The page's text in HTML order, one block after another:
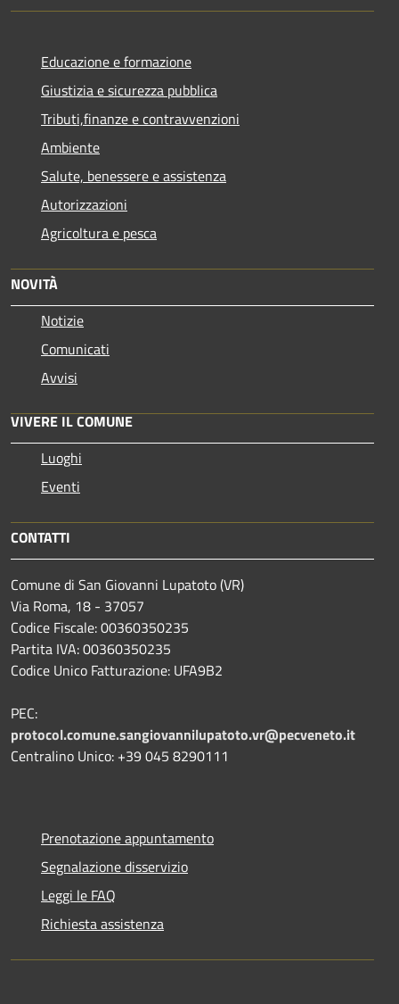
Educazione e formazione
Giustizia e sicurezza pubblica
Tributi,finanze e contravvenzioni
Ambiente
Salute, benessere e assistenza
Autorizzazioni
Agricoltura e pesca
NOVITÀ
Notizie
Comunicati
Avvisi
VIVERE IL COMUNE
Luoghi
Eventi
CONTATTI
Comune di San Giovanni Lupatoto (VR)
Via Roma, 18 - 37057
Codice Fiscale: 00360350235
Partita IVA: 00360350235
Codice Unico Fatturazione: UFA9B2
PEC:
protocol.comune.sangiovannilupatoto.vr@pecveneto.it
Centralino Unico: +39 045 8290111
Prenotazione appuntamento
Segnalazione disservizio
Leggi le FAQ
Richiesta assistenza